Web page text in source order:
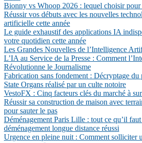
Bionny vs Whoop 2026 : lequel choisir pour
Réussir vos débuts avec les nouvelles
artificielle cette année
Le guide exhaustif des applications IA
votre quotidien cette année
Les Grandes Nouvelles de l’Intelligence
L’IA au Service de la Presse : Comment
Révolutionne le Journalisme
Fabrication sans fondement : Décryptage du
State Organs réalisé par un culte notoire
VestoFX : Cinq facteurs clés du marché à
Réussir sa construction de maison avec
pour sauter le pas
Déménagement Paris Lille : tout ce qu’il
déménagement longue distance réussi
Urgence en pleine nuit : Comment solliciter